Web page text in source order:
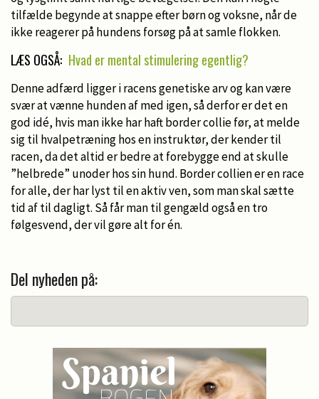
tilfælde begynde at snappe efter børn og voksne, når de
ikke reagerer på hundens forsøg på at samle flokken.
LÆS OGSÅ: Hvad er mental stimulering egentlig?
Denne adfærd ligger i racens genetiske arv og kan være
svær at vænne hunden af med igen, så derfor er det en
god idé, hvis man ikke har haft border collie før, at melde
sig til hvalpetræning hos en instruktør, der kender til
racen, da det altid er bedre at forebygge end at skulle
”helbrede” unoder hos sin hund. Border collien er en race
for alle, der har lyst til en aktiv ven, som man skal sætte
tid af til dagligt. Så får man til gengæld også en tro
følgesvend, der vil gøre alt for én.
Del nyheden på: